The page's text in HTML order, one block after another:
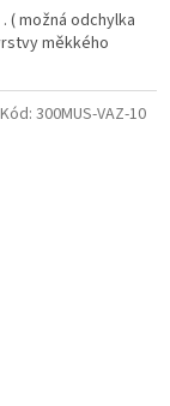
( možná odchylka
měkkého
Kód: 300MUS-VAZ-10